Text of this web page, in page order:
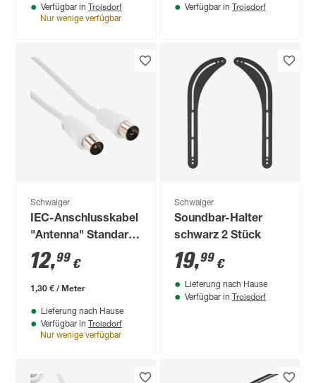
Verfügbar in Troisdorf
Nur wenige verfügbar
Verfügbar in Troisdorf
Schwaiger
IEC-Anschlusskabel
"Antenna" Standard
75 dB 10 m
12,99 €
1,30 € / Meter
Lieferung nach Hause
Verfügbar in Troisdorf
Nur wenige verfügbar
Schwaiger
Soundbar-Halter
schwarz 2 Stück
19,99 €
Lieferung nach Hause
Verfügbar in Troisdorf